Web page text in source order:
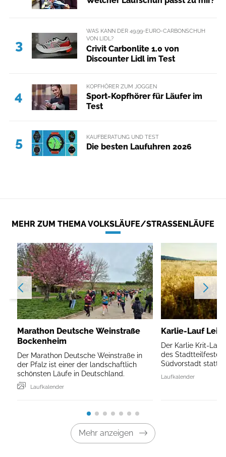
3
WAS KANN DER 49,99-EURO-CARBONSCHUH
VON LIDL?
Crivit Carbonlite 1.0 von
Discounter Lidl im Test
4
KOPFHÖRER ZUM JOGGEN
Sport-Kopfhörer für Läufer im
Test
5 KAUFBERATUNG UND TEST
Die besten Laufuhren 2026
MEHR ZUM THEMA VOLKSLÄUFE/STRASSENLÄUFE
Marathon Deutsche Weinstraße
Bockenheim
Der Marathon Deutsche Weinstraße in
der Pfalz ist einer der landschaftlich
schönsten Läufe in Deutschland.
Laufkalender
Karlie-Lauf
Der Karlie Krit-
des Stadtteilfestes
Südvorstadt statt.
Laufkalender
Mehr anzeigen